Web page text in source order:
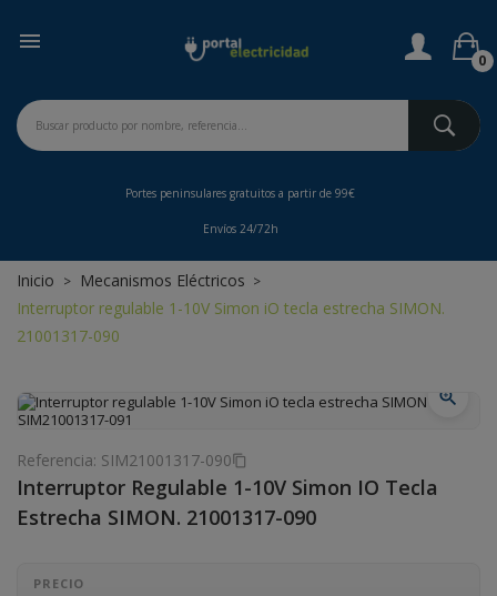

0
Portes peninsulares gratuitos a partir de 99€
Envíos 24/72h
Inicio
Mecanismos Eléctricos
Interruptor regulable 1-10V Simon iO tecla estrecha SIMON.
21001317-090
zoom_in
Referencia: SIM21001317-090content_copy
Interruptor Regulable 1-10V Simon IO Tecla
Estrecha SIMON. 21001317-090
PRECIO